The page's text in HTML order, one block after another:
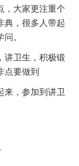
，大家更注重个
典，很多人带起
。
卫生，积极锻
点要做到
，参加到讲卫